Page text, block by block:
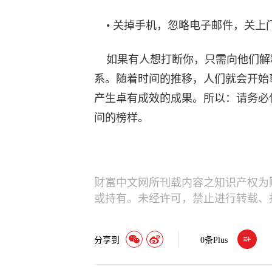
• 关掉手机，忽略电子邮件，关上
如果有人想打断你，只需向他们解
系。随着时间的推移，人们就会开
产生卓有成效的成果。所以：请务
间的榜样。
财富中文网所刊载内容之知识产权
或持有。未经许可，禁止进行转载
分享到 0条Plus